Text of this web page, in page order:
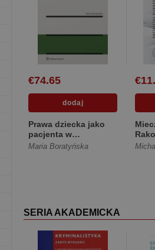
€74.65
Prawa dziecka jako
pacjenta w
kryzysowych
Maria Boratyńska
SERIA AKADEMICKA